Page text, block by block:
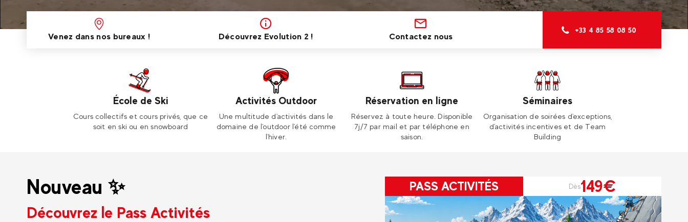
Venez dans nos bureaux ! Découvrez Evolution 2 ! Contactez nous
+33 4 85 58 08 50
École de Ski
Cours collectifs et cours privés, que ce
soit en ski ou en snowboard
Activités Outdoor
Une multitude d'activités dans le
domaine de l'outdoor l'été comme
l'hiver.
Réservation en ligne
Réservez à toute heure. Disponible
7j/7 par mail et par téléphone en
saison.
Séminaires
Organisation de soirées d'exceptions,
d'activités incentives et de Team
Building
Nouveau ✨
Découvrez le Pass Activités
PASS ACTIVITÉS Dès149€